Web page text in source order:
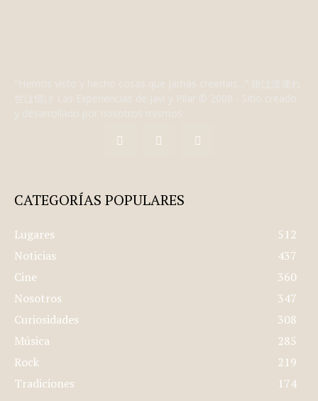
"Hemos visto y hecho cosas que jamás creeríais..." 旅は道連れ
世は情け Las Experiencias de Javi y Pilar © 2008 - Sitio creado
y desarrollado por nosotros mismos
CATEGORÍAS POPULARES
Lugares
512
Noticias
437
Cine
360
Nosotros
347
Curiosidades
308
Música
285
Rock
219
Tradiciones
174